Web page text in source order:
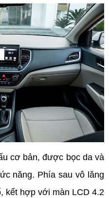
cơ bản, được bọc da và
năng. Phía sau vô lăng
kết hợp với màn LCD 4.2